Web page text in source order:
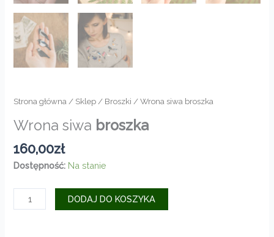
Strona główna/ Sklep/ Broszki / Wrona siwa broszka
Wrona siwa broszka
160,00zł
Dostępność: Na stanie
ilość
Wrona
DODAJ DO KOSZYKA